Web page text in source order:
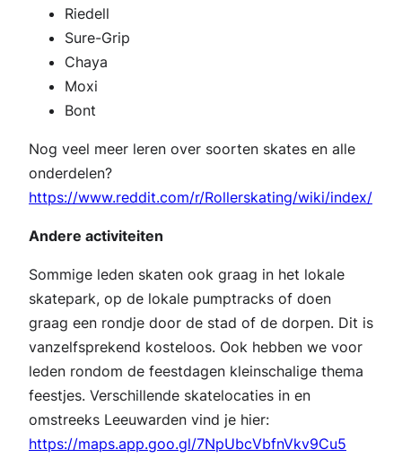
Riedell
Sure-Grip
Chaya
Moxi
Bont
Nog veel meer leren over soorten skates en alle
onderdelen?
https://www.reddit.com/r/Rollerskating/wiki/index/
Andere activiteiten
Sommige leden skaten ook graag in het lokale
skatepark, op de lokale pumptracks of doen
graag een rondje door de stad of de dorpen. Dit is
vanzelfsprekend kosteloos. Ook hebben we voor
leden rondom de feestdagen kleinschalige thema
feestjes. Verschillende skatelocaties in en
omstreeks Leeuwarden vind je hier:
https://maps.app.goo.gl/7NpUbcVbfnVkv9Cu5